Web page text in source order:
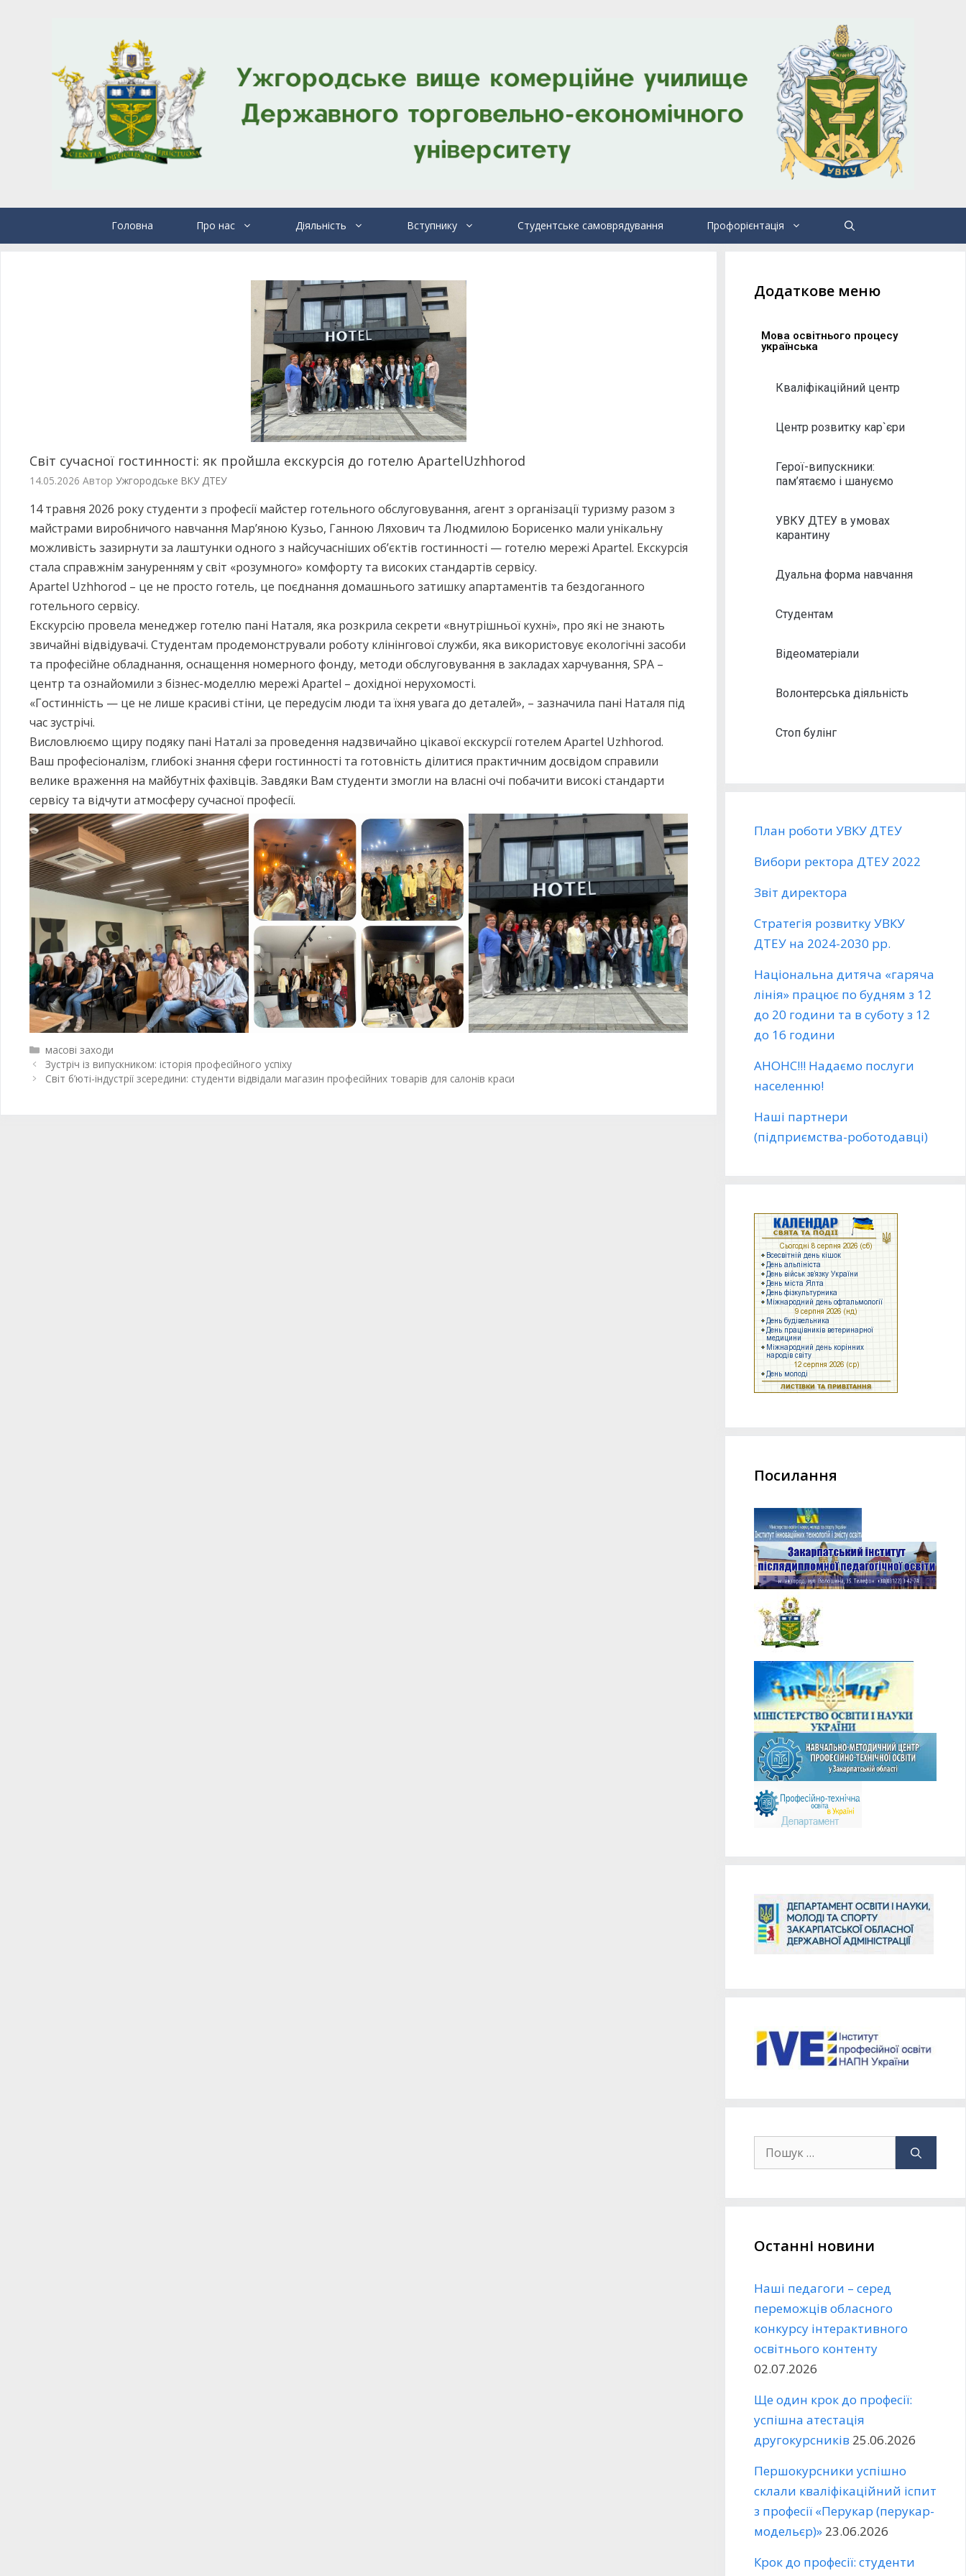
Головна Про нас Діяльність Вступнику Студентське самоврядування Профорієнтація
Світ сучасної гостинності: як пройшла екскурсія до готелю ApartelUzhhorod
14.05.2026 Автор Ужгородське ВКУ ДТЕУ
14 травня 2026 року студенти з професії майстер готельного обслуговування, агент з організації туризму разом з
майстрами виробничого навчання Мар’яною Кузьо, Ганною Ляхович та Людмилою Борисенко мали унікальну
можливість зазирнути за лаштунки одного з найсучасніших об’єктів гостинності — готелю мережі Apartel. Екскурсія
стала справжнім зануренням у світ «розумного» комфорту та високих стандартів сервісу.
Apartel Uzhhorod – це не просто готель, це поєднання домашнього затишку апартаментів та бездоганного
готельного сервісу.
Екскурсію провела менеджер готелю пані Наталя, яка розкрила секрети «внутрішньої кухні», про які не знають
звичайні відвідувачі. Студентам продемонстрували роботу клінінгової служби, яка використовує екологічні засоби
та професійне обладнання, оснащення номерного фонду, методи обслуговування в закладах харчування, SPA –
центр та ознайомили з бізнес-моделлю мережі Apartel – дохідної нерухомості.
«Гостинність — це не лише красиві стіни, це передусім люди та їхня увага до деталей», – зазначила пані Наталя під
час зустрічі.
Висловлюємо щиру подяку пані Наталі за проведення надзвичайно цікавої екскурсії готелем Apartel Uzhhorod.
Ваш професіоналізм, глибокі знання сфери гостинності та готовність ділитися практичним досвідом справили
велике враження на майбутніх фахівців. Завдяки Вам студенти змогли на власні очі побачити високі стандарти
сервісу та відчути атмосферу сучасної професії.
масові заходи
Зустріч із випускником: історія професійного успіху
Світ б’юті-індустрії зсередини: студенти відвідали магазин професійних товарів для салонів краси
Додаткове меню
Мова освітнього процесу
українська
Кваліфікаційний центр
Центр розвитку кар`єри
Герої-випускники:
пам’ятаємо і шануємо
УВКУ ДТЕУ в умовах
карантину
Дуальна форма навчання
Студентам
Відеоматеріали
Волонтерська діяльність
Стоп булінг
План роботи УВКУ ДТЕУ
Вибори ректора ДТЕУ 2022
Звіт директора
Стратегія розвитку УВКУ
ДТЕУ на 2024-2030 рр.
Національна дитяча «гаряча
лінія» працює по будням з 12
до 20 години та в суботу з 12
до 16 години
АНОНС!!! Надаємо послуги
населенню!
Наші партнери
(підприємства-роботодавці)
Посилання
Останні новини
Наші педагоги – серед
переможців обласного
конкурсу інтерактивного
освітнього контенту
02.07.2026
Ще один крок до професії:
успішна атестація
другокурсників 25.06.2026
Першокурсники успішно
склали кваліфікаційний іспит
з професії «Перукар (перукар-
модельєр)» 23.06.2026
Крок до професії: студенти